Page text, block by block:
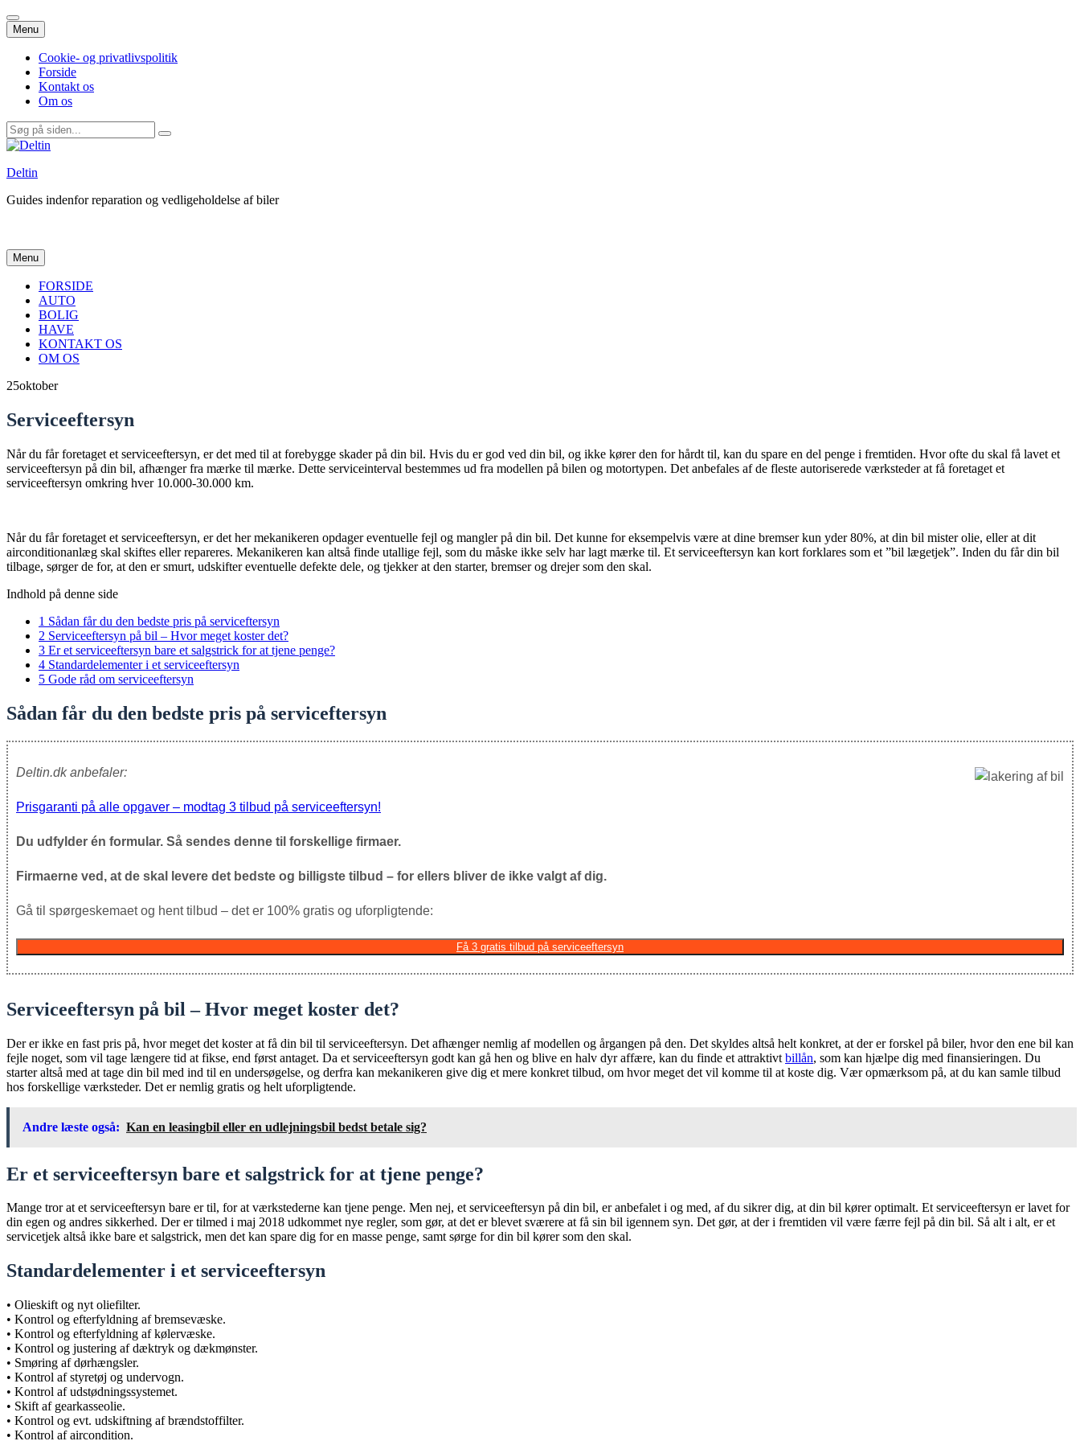
Menu Videre
til
indhold
Cookie- og privatlivspolitik
Forside
Kontakt os
Om os
Søg
efter:
Deltin
Guides indenfor reparation og vedligeholdelse af biler
Menu Videre
til
indhold
FORSIDE
AUTO
BOLIG
HAVE
KONTAKT OS
OM OS
25oktober
Serviceeftersyn
Når du får foretaget et serviceeftersyn, er det med til at forebygge skader på din bil. Hvis du er god ved din bil, og ikke kører den for hårdt til, kan du spare en del penge i fremtiden. Hvor ofte du skal få lavet et
serviceeftersyn på din bil, afhænger fra mærke til mærke. Dette serviceinterval bestemmes ud fra modellen på bilen og motortypen. Det anbefales af de fleste autoriserede værksteder at få foretaget et
serviceeftersyn omkring hver 10.000-30.000 km.
Når du får foretaget et serviceeftersyn, er det her mekanikeren opdager eventuelle fejl og mangler på din bil. Det kunne for eksempelvis være at dine bremser kun yder 80%, at din bil mister olie, eller at dit
airconditionanlæg skal skiftes eller repareres. Mekanikeren kan altså finde utallige fejl, som du måske ikke selv har lagt mærke til. Et serviceeftersyn kan kort forklares som et ”bil lægetjek”. Inden du får din bil
tilbage, sørger de for, at den er smurt, udskifter eventuelle defekte dele, og tjekker at den starter, bremser og drejer som den skal.
Indhold på denne side
1 Sådan får du den bedste pris på serviceftersyn
2 Serviceeftersyn på bil – Hvor meget koster det?
3 Er et serviceeftersyn bare et salgstrick for at tjene penge?
4 Standardelementer i et serviceeftersyn
5 Gode råd om serviceeftersyn
Sådan får du den bedste pris på serviceftersyn
Deltin.dk anbefaler:
Prisgaranti på alle opgaver – modtag 3 tilbud på serviceeftersyn!
Du udfylder én formular. Så sendes denne til forskellige firmaer.
Firmaerne ved, at de skal levere det bedste og billigste tilbud – for ellers bliver de ikke valgt af dig.
Gå til spørgeskemaet og hent tilbud – det er 100% gratis og uforpligtende:
Få 3 gratis tilbud på serviceeftersyn
Serviceeftersyn på bil – Hvor meget koster det?
Der er ikke en fast pris på, hvor meget det koster at få din bil til serviceeftersyn. Det afhænger nemlig af modellen og årgangen på den. Det skyldes altså helt konkret, at der er forskel på biler, hvor den ene bil kan
fejle noget, som vil tage længere tid at fikse, end først antaget. Da et serviceeftersyn godt kan gå hen og blive en halv dyr affære, kan du finde et attraktivt billån, som kan hjælpe dig med finansieringen. Du
starter altså med at tage din bil med ind til en undersøgelse, og derfra kan mekanikeren give dig et mere konkret tilbud, om hvor meget det vil komme til at koste dig. Vær opmærksom på, at du kan samle tilbud
hos forskellige værksteder. Det er nemlig gratis og helt uforpligtende.
Andre læste også: Kan en leasingbil eller en udlejningsbil bedst betale sig?
Er et serviceeftersyn bare et salgstrick for at tjene penge?
Mange tror at et serviceeftersyn bare er til, for at værkstederne kan tjene penge. Men nej, et serviceeftersyn på din bil, er anbefalet i og med, af du sikrer dig, at din bil kører optimalt. Et serviceeftersyn er lavet for
din egen og andres sikkerhed. Der er tilmed i maj 2018 udkommet nye regler, som gør, at det er blevet sværere at få sin bil igennem syn. Det gør, at der i fremtiden vil være færre fejl på din bil. Så alt i alt, er et
servicetjek altså ikke bare et salgstrick, men det kan spare dig for en masse penge, samt sørge for din bil kører som den skal.
Standardelementer i et serviceeftersyn
• Olieskift og nyt oliefilter.
• Kontrol og efterfyldning af bremsevæske.
• Kontrol og efterfyldning af kølervæske.
• Kontrol og justering af dæktryk og dækmønster.
• Smøring af dørhængsler.
• Kontrol af styretøj og undervogn.
• Kontrol af udstødningssystemet.
• Skift af gearkasseolie.
• Kontrol og evt. udskiftning af brændstoffilter.
• Kontrol af aircondition.